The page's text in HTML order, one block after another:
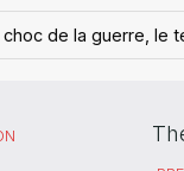
de la guerre, le